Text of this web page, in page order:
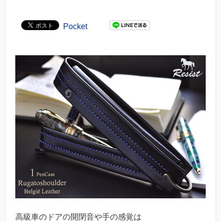
Pocket
高級車のドアの開閉音や手の感覚は